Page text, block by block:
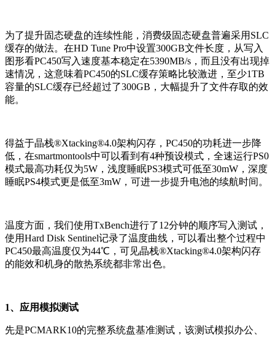
为了提升固态硬盘的连续性能，消费级固态硬盘普遍采用SLC
缓存的做法。在HD Tune Pro中设置300GB文件长度，从写入
图形看PC450写入速度基本稳定在5390MB/s，而且没有出现掉
速情况，这意味着PC450的SLC缓存策略比较激进，至少1TB
容量的SLC缓存已经超过了300GB，大幅提升了文件存取的效
能。
得益于晶栈®Xtacking®4.0架构闪存，PC450的功耗进一步降
低，在smartmontools中可以看到有4种预设模式，全速运行PS0
模式最高功耗仅为5W，浅度睡眠PS3模式可低至30mW，深度
睡眠PS4模式更是低至3mW，可进一步提升电池的续航时间。
温度方面，我们使用TxBench进行了12分钟的顺序写入测试，
使用Hard Disk Sentinel记录了温度曲线，可以看出整个过程中
PC450最高温度仅为44℃，可见晶栈®Xtacking®4.0架构闪存
的能效和机身的散热系统都非常出色。
1、应用模拟测试
先是PCMARK10的完整系统盘基准测试，该测试模拟办公、